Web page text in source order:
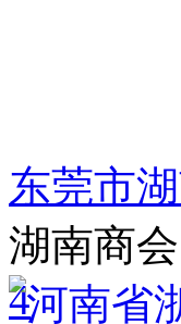
东莞市
湖南商会
4